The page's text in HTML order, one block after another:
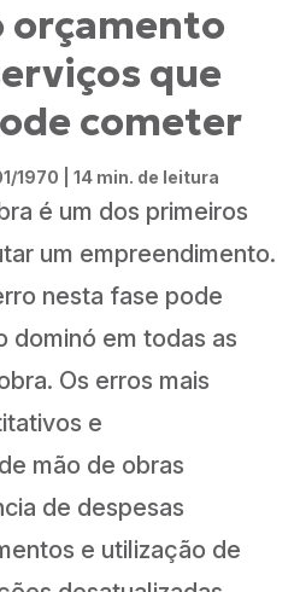
orçamento
que
cometer
1970 | 14 min. de leitura
é um dos primeiros
um empreendimento.
nesta fase pode
dominó em todas as
Os erros mais
e
mão de obras
de despesas
e utilização de